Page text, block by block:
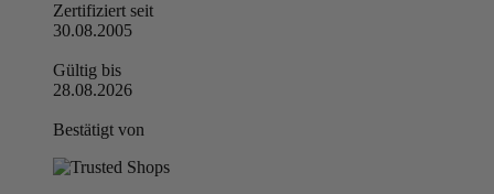
Zertifiziert seit
30.08.2005
Gültig bis
28.08.2026
Bestätigt von